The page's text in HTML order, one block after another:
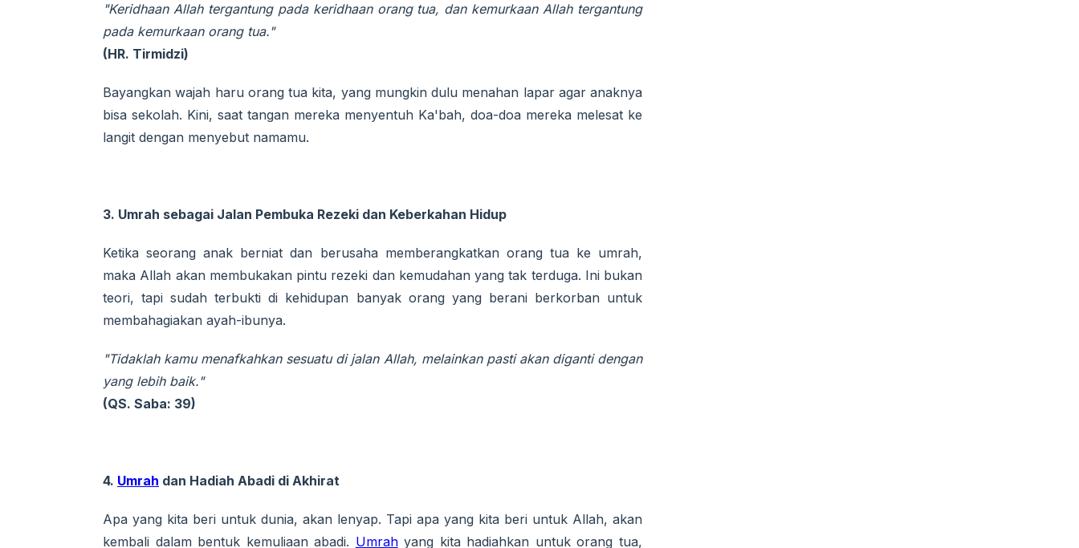
"Keridhaan Allah tergantung pada keridhaan orang tua, dan kemurkaan Allah tergantung
pada kemurkaan orang tua."
(HR. Tirmidzi)
Bayangkan wajah haru orang tua kita, yang mungkin dulu menahan lapar agar anaknya
bisa sekolah. Kini, saat tangan mereka menyentuh Ka'bah, doa-doa mereka melesat ke
langit dengan menyebut namamu.
3. Umrah sebagai Jalan Pembuka Rezeki dan Keberkahan Hidup
Ketika seorang anak berniat dan berusaha memberangkatkan orang tua ke umrah,
maka Allah akan membukakan pintu rezeki dan kemudahan yang tak terduga. Ini bukan
teori, tapi sudah terbukti di kehidupan banyak orang yang berani berkorban untuk
membahagiakan ayah-ibunya.
"Tidaklah kamu menafkahkan sesuatu di jalan Allah, melainkan pasti akan diganti dengan
yang lebih baik."
(QS. Saba: 39)
4. Umrah dan Hadiah Abadi di Akhirat
Apa yang kita beri untuk dunia, akan lenyap. Tapi apa yang kita beri untuk Allah, akan
kembali dalam bentuk kemuliaan abadi. Umrahyang kita hadiahkan untuk orang tua,